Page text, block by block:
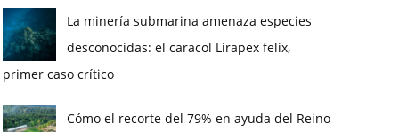
La minería submarina amenaza especies
desconocidas: el caracol Lirapex felix,
primer caso crítico
Cómo el recorte del 79% en ayuda del Reino